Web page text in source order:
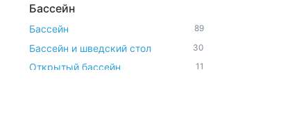
Бассейн
Бассейн 89
Бассейн и шведский стол 30
Открытый бассейн 11